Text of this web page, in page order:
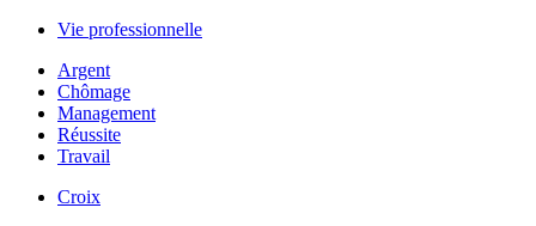
Vie professionnelle
Argent
Chômage
Management
Réussite
Travail
Croix